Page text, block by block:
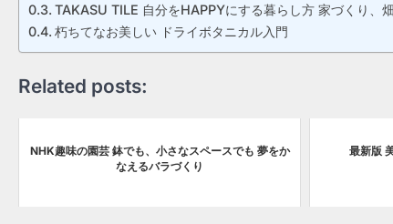
TAKASU TILE 自分をHAPPYにする暮らし方 家づくり、
朽ちてなお美しい ドライボタニカル入門
Related posts:
NHK趣味の園芸 鉢でも、小さなスペースでも 夢をか
なえるバラづくり
最新版